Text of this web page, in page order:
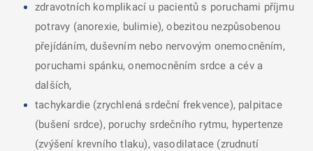
zdravotních komplikací u pacientů s poruchami příjmu
potravy (anorexie, bulimie), obezitou nezpůsobenou
přejídáním, duševním nebo nervovým onemocněním,
poruchami spánku, onemocněním srdce a cév a
dalších,
tachykardie (zrychlená srdeční frekvence), palpitace
(bušení srdce), poruchy srdečního rytmu, hypertenze
(zvýšení krevního tlaku), vasodilatace (zrudnutí